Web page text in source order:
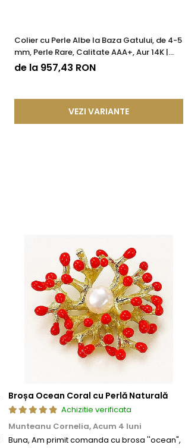
Colier cu Perle Albe la Baza Gatului, de 4-5
mm, Perle Rare, Calitate AAA+, Aur 14K |
KASKADDA®
de la 957,43 RON
VEZI VARIANTE
Broșa Ocean Coral cu Perlă Naturală
Achizitie verificata
Munteanu Cornelia,Acum 4 luni
Buna, Am primit comanda cu brosa ''ocean",